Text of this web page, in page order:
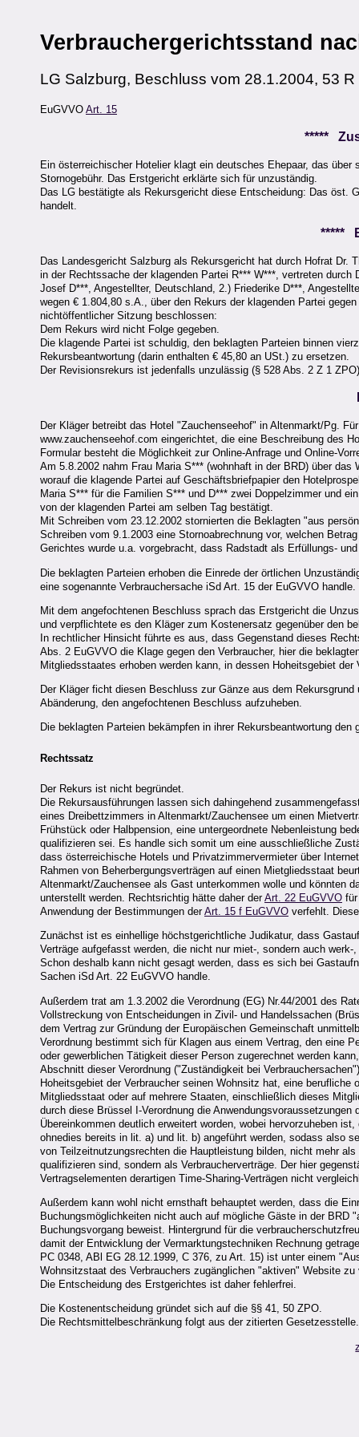
Verbrauchergerichtsstand
LG Salzburg, Beschluss vom 28.1.2004, 53
EuGVVO Art. 15
*****
Ein österreichischer Hotelier klagt ein deutsches Ehepaar, das
Stornogebühr. Das Erstgericht erklärte sich für unzuständig.
Das LG bestätigte als Rekursgericht diese Entscheidung: Das
handelt.
*****
Das Landesgericht Salzburg als Rekursgericht hat durch Hofrat Dr.
in der Rechtssache der klagenden Partei R*** W***, vertreten
Josef D***, Angestellter, Deutschland, 2.) Friederike D***,
wegen € 1.804,80 s.A., über den Rekurs der klagenden Partei
nichtöffentlicher Sitzung beschlossen:
Dem Rekurs wird nicht Folge gegeben.
Die klagende Partei ist schuldig, den beklagten Parteien binnen
Rekursbeantwortung (darin enthalten € 45,80 an USt.) zu ersetzen.
Der Revisionsrekurs ist jedenfalls unzulässig (§ 528 Abs. 2 Z 1
Der Kläger betreibt das Hotel "Zauchenseehof" in Altenmarkt/Pg.
www.zauchenseehof.com eingerichtet, die eine Beschreibung des
Formular besteht die Möglichkeit zur Online-Anfrage und Online-
Am 5.8.2002 nahm Frau Maria S*** (wohnhaft in der BRD) über
worauf die klagende Partei auf Geschäftsbriefpapier den
Maria S*** für die Familien S*** und D*** zwei Doppelzimmer und
von der klagenden Partei am selben Tag bestätigt.
Mit Schreiben vom 23.12.2002 stornierten die Beklagten "aus
Schreiben vom 9.1.2003 eine Stornoabrechnung vor, welchen
Gerichtes wurde u.a. vorgebracht, dass Radstadt als Erfüllungs-
Die beklagten Parteien erhoben die Einrede der örtlichen
eine sogenannte Verbrauchersache iSd Art. 15 der EuGVVO handle.
Mit dem angefochtenen Beschluss sprach das Erstgericht die
und verpflichtete es den Kläger zum Kostenersatz gegenüber den
In rechtlicher Hinsicht führte es aus, dass Gegenstand dieses
Abs. 2 EuGVVO die Klage gegen den Verbraucher, hier die
Mitgliedsstaates erhoben werden kann, in dessen Hoheitsgebiet
Der Kläger ficht diesen Beschluss zur Gänze aus dem
Abänderung, den angefochtenen Beschluss aufzuheben.
Die beklagten Parteien bekämpfen in ihrer Rekursbeantwortung
Rechtssatz
Der Rekurs ist nicht begründet.
Die Rekursausführungen lassen sich dahingehend
eines Dreibettzimmers in Altenmarkt/Zauchensee um einen
Frühstück oder Halbpension, eine untergeordnete Nebenleistung
qualifizieren sei. Es handle sich somit um eine ausschließliche
dass österreichische Hotels und Privatzimmervermieter über
Rahmen von Beherbergungsverträgen auf einen Mietgliedsstaat
Altenmarkt/Zauchensee als Gast unterkommen wolle und könnten
unterstellt werden. Rechtsrichtig hätte daher derArt. 22 EuGVVO
Anwendung der Bestimmungen derArt. 15 f EuGVVO verfehlt.
Zunächst ist es einhellige höchstgerichtliche Judikatur, dass
Verträge aufgefasst werden, die nicht nur miet-, sondern auch
Schon deshalb kann nicht gesagt werden, dass es sich bei
Sachen iSd Art. 22 EuGVVO handle.
Außerdem trat am 1.3.2002 die Verordnung (EG) Nr.44/2001 des
Vollstreckung von Entscheidungen in Zivil- und Handelssachen
dem Vertrag zur Gründung der Europäischen Gemeinschaft
Verordnung bestimmt sich für Klagen aus einem Vertrag, den eine
oder gewerblichen Tätigkeit dieser Person zugerechnet werden
Abschnitt dieser Verordnung ("Zuständigkeit bei
Hoheitsgebiet der Verbraucher seinen Wohnsitz hat, eine
Mitgliedsstaat oder auf mehrere Staaten, einschließlich dieses
durch diese Brüssel I-Verordnung die
Übereinkommen deutlich erweitert worden, wobei hervorzuheben
ohnedies bereits in lit. a) und lit. b) angeführt werden, sodass also
von Teilzeitnutzungsrechten die Hauptleistung bilden, nicht mehr
qualifizieren sind, sondern als Verbraucherverträge. Der hier
Vertragselementen derartigen Time-Sharing-Verträgen nicht
Außerdem kann wohl nicht ernsthaft behauptet werden, dass die
Buchungsmöglichkeiten nicht auch auf mögliche Gäste in der BRD
Buchungsvorgang beweist. Hintergrund für die
damit der Entwicklung der Vermarktungstechniken Rechnung
PC 0348, ABl EG 28.12.1999, C 376, zu Art. 15) ist unter einem
Wohnsitzstaat des Verbrauchers zugänglichen "aktiven" Website zu
Die Entscheidung des Erstgerichtes ist daher fehlerfrei.
Die Kostenentscheidung gründet sich auf die §§ 41, 50 ZPO.
Die Rechtsmittelbeschränkung folgt aus der zitierten Gesetzesstelle.